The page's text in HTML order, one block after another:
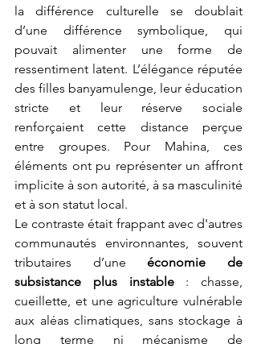
la différence culturelle se doublait
d’une différence symbolique, qui
pouvait alimenter une forme de
ressentiment latent. L’élégance réputée
des filles banyamulenge, leur éducation
stricte et leur réserve sociale
renforçaient cette distance perçue
entre groupes. Pour Mahina, ces
éléments ont pu représenter un affront
implicite à son autorité, à sa masculinité
et à son statut local.
Le contraste était frappant avec d'autres
communautés environnantes, souvent
tributaires d’une économie de
subsistance plus instable : chasse,
cueillette, et une agriculture vulnérable
aux aléas climatiques, sans stockage à
long terme ni mécanisme de